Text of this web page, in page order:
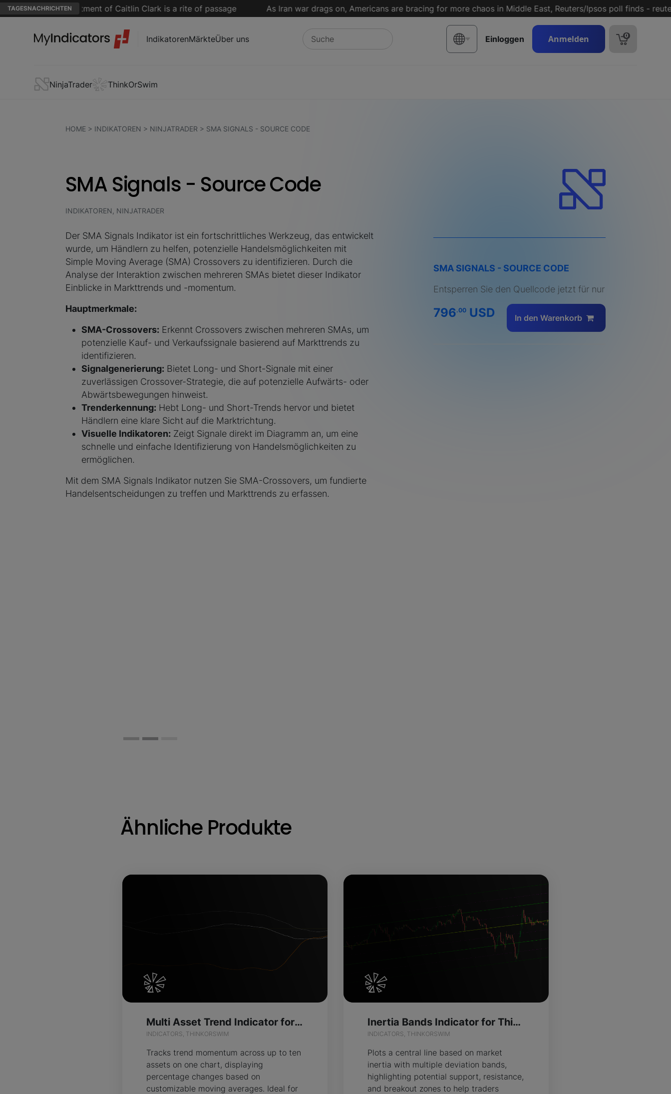
TAGESNACHRICHTEN
players' treatment of Caitlin Clark is a rite of passage As Iran war drags on, Americans are bracing for more chaos in Middle East, Reuters/Ipsos poll finds -
IndikatorenMärkteÜber uns Einloggen Anmelden 0
NinjaTrader ThinkOrSwim
HOME> INDIKATOREN > NINJATRADER > SMA SIGNALS - SOURCE CODE
SMA Signals - Source Code
INDIKATOREN, NINJATRADER
Der SMA Signals Indikator ist ein fortschrittliches Werkzeug, das entwickelt
wurde, um Händlern zu helfen, potenzielle Handelsmöglichkeiten mit
Simple Moving Average (SMA) Crossovers zu identifizieren. Durch die
Analyse der Interaktion zwischen mehreren SMAs bietet dieser Indikator
Einblicke in Markttrends und -momentum.
Hauptmerkmale:
SMA-Crossovers: Erkennt Crossovers zwischen mehreren SMAs, um
potenzielle Kauf- und Verkaufssignale basierend auf Markttrends zu
identifizieren.
Signalgenerierung: Bietet Long- und Short-Signale mit einer
zuverlässigen Crossover-Strategie, die auf potenzielle Aufwärts- oder
Abwärtsbewegungen hinweist.
Trenderkennung: Hebt Long- und Short-Trends hervor und bietet
Händlern eine klare Sicht auf die Marktrichtung.
Visuelle Indikatoren: Zeigt Signale direkt im Diagramm an, um eine
schnelle und einfache Identifizierung von Handelsmöglichkeiten zu
ermöglichen.
Mit dem SMA Signals Indikator nutzen Sie SMA-Crossovers, um fundierte
Handelsentscheidungen zu treffen und Markttrends zu erfassen.
SMA SIGNALS - SOURCE CODE
Entsperren Sie den Quellcode jetzt für nur
796.00 USD In den Warenkorb
Ähnliche Produkte
Multi Asset Trend Indicator for ThinkOrSwim
INDICATORS, THINKORSWIM
Tracks trend momentum across up to ten
assets on one chart, displaying
percentage changes based on
customizable moving averages. Ideal for
Inertia Bands Indicator for ThinkOrSwim
INDICATORS, THINKORSWIM
Plots a central line based on market
inertia with multiple deviation bands,
highlighting potential support, resistance,
and breakout zones to help traders